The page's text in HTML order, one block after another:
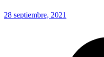
28 septiembre, 2021